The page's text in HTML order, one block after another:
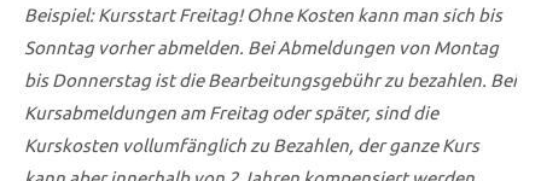
Beispiel: Kursstart Freitag! Ohne Kosten kann man sich bis
Sonntag vorher abmelden. Bei Abmeldungen von Montag
bis Donnerstag ist die Bearbeitungsgebühr zu bezahlen. Bei
Kursabmeldungen am Freitag oder später, sind die
Kurskosten vollumfänglich zu Bezahlen, der ganze Kurs
kann aber innerhalb von 2 Jahren kompensiert werden.